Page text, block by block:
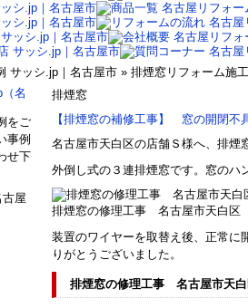
サッシ.jp｜名古屋市 » 排煙窓リフォーム施
排煙窓
【排煙窓の補修工事】 窓の開閉
名古屋市天白区の店舗Ｓ様へ、排煙
外倒し式の３連排煙窓です。窓のハ
排煙窓の修理工事 名古屋市天白区
装置のワイヤーを取替え後、正常に
りがとうございました。
排煙窓の修理工事 名古屋市天
をご
事例
せ下